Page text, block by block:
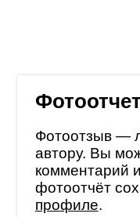
Фотоотчет
Фотоотзыв —
автору. Вы
комментарий
фотоотчёт
профиле.